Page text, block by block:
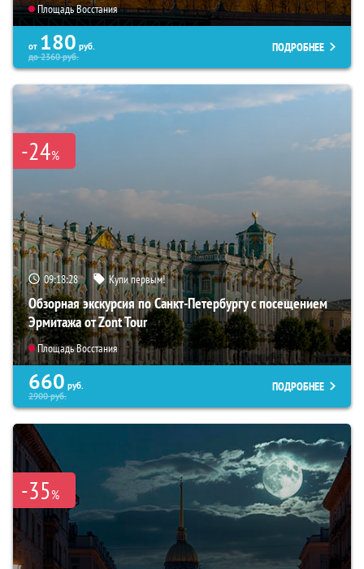
Площадь Восстания
от 180 руб.
до2360руб.
ПОДРОБНЕЕ
-24%
09:18:27 Купи первым!
Обзорная экскурсия по Санкт-Петербургу с посещением
Эрмитажа от Zont Tour
Площадь Восстания
660 руб.
2900руб.
ПОДРОБНЕЕ
-35%